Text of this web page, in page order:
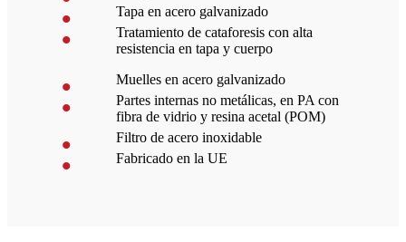
Tapa en acero galvanizado
Tratamiento de cataforesis con alta
resistencia en tapa y cuerpo
Muelles en acero galvanizado
Partes internas no metálicas, en PA con
fibra de vidrio y resina acetal (POM)
Filtro de acero inoxidable
Fabricado en la UE